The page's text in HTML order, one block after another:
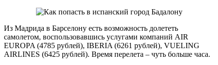
Из Мадрида в Барселону есть возможность долететь
самолетом, воспользовавшись услугами компаний AIR
EUROPA (4785 рублей), IBERIA (6261 рублей), VUELING
AIRLINES (6425 рублей). Время перелета – чуть больше часа.